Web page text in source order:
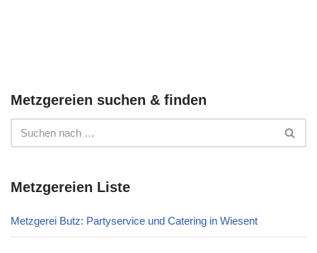
Metzgereien suchen & finden
Metzgereien Liste
Metzgerei Butz: Partyservice und Catering in Wiesent